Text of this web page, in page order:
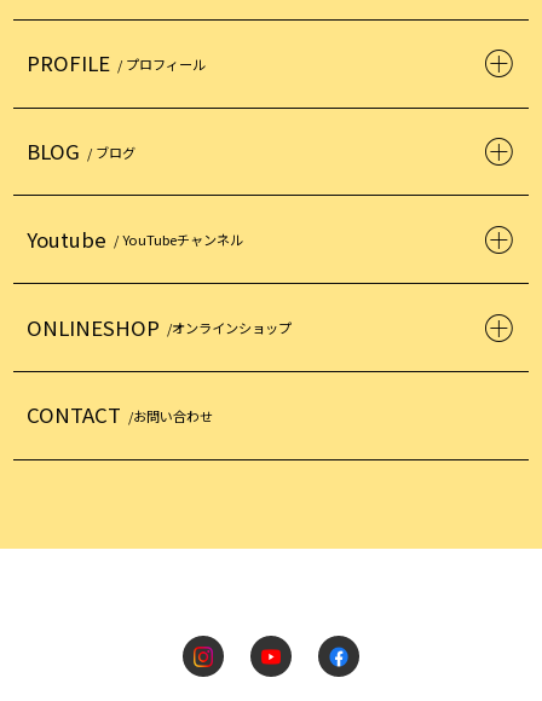
PROFILE / プロフィール
BLOG / ブログ
Youtube / YouTubeチャンネル
ONLINESHOP /オンラインショップ
CONTACT /お問い合わせ